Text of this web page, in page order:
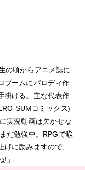
の頃からアニメ誌に
ブームにパロディ作
掛ける。主な代表作
SUMコミックス)
実況動画は欠かせな
だ勉強中。RPGで喩
に励みますので、
」